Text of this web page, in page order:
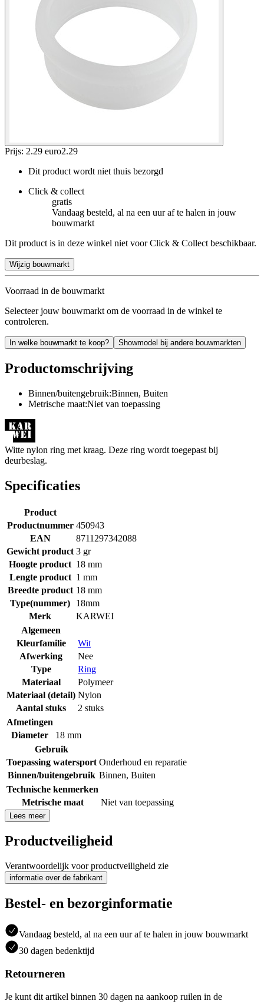
Prijs: 2.29 euro2.29
Dit product wordt niet thuis bezorgd
Click & collect
gratis
Vandaag besteld, al na een uur af te halen in jouw
bouwmarkt
Dit product is in deze winkel niet voor Click & Collect beschikbaar.
Wijzig bouwmarkt
Voorraad in de bouwmarkt
Selecteer jouw bouwmarkt om de voorraad in de winkel te
controleren.
In welke bouwmarkt te koop? Showmodel bij andere bouwmarkten
Productomschrijving
Binnen/buitengebruik:Binnen, Buiten
Metrische maat:Niet van toepassing
Witte nylon ring met kraag. Deze ring wordt toegepast bij
deurbeslag.
Specificaties
Product
Productnummer 450943
EAN
8711297342088
Gewicht product 3 gr
Hoogte product 18 mm
Lengte product 1 mm
Breedte product 18 mm
Type(nummer)
18mm
Merk
KARWEI
Algemeen
Kleurfamilie
Wit
Afwerking
Nee
Type
Ring
Materiaal
Polymeer
Materiaal (detail) Nylon
Aantal stuks
2 stuks
Afmetingen
Diameter
18 mm
Gebruik
Toepassing watersport Onderhoud en reparatie
Binnen/buitengebruik Binnen, Buiten
Technische kenmerken
Metrische maat
Niet van toepassing
Lees meer
Productveiligheid
Verantwoordelijk voor productveiligheid zie
informatie over de fabrikant
Bestel- en bezorginformatie
Vandaag besteld, al na een uur af te halen in jouw bouwmarkt
30 dagen bedenktijd
Retourneren
Je kunt dit artikel binnen 30 dagen na aankoop ruilen in de